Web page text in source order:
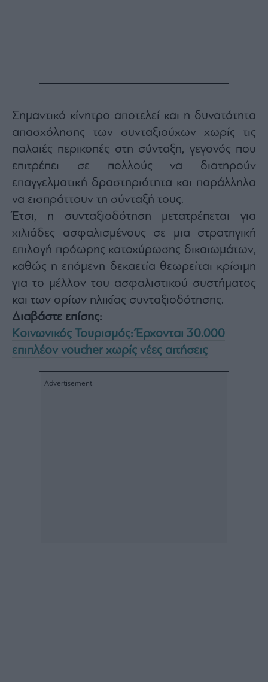
Σημαντικό κίνητρο αποτελεί και η δυνατότητα
απασχόλησης των συνταξιούχων χωρίς τις
παλαιές περικοπές στη σύνταξη, γεγονός που
επιτρέπει σε πολλούς να διατηρούν
επαγγελματική δραστηριότητα και παράλληλα
να εισπράττουν τη σύνταξή τους.
Έτσι, η συνταξιοδότηση μετατρέπεται για
χιλιάδες ασφαλισμένους σε μια στρατηγική
επιλογή πρόωρης κατοχύρωσης δικαιωμάτων,
καθώς η επόμενη δεκαετία θεωρείται κρίσιμη
για το μέλλον του ασφαλιστικού συστήματος
και των ορίων ηλικίας συνταξιοδότησης.
Διαβάστε επίσης:
Κοινωνικός Τουρισμός: Έρχονται 30.000
επιπλέον voucher χωρίς νέες αιτήσεις